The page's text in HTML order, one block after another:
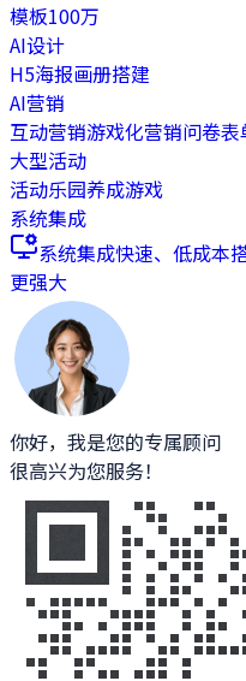
模板100万
AI设计
H5海报画册搭建
AI营销
互动营销游戏化营销问卷表
大型活动
活动乐园养成游戏
系统集成
系统集成快速、低成本
更强大
你好，我是您的专属顾问
很高兴为您服务！